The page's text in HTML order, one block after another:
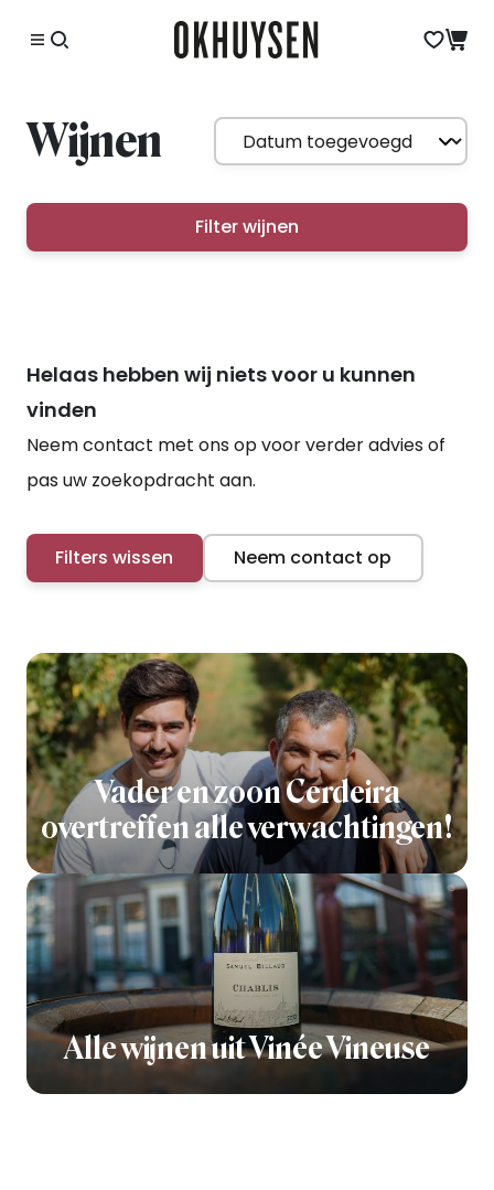
Wijnen
Filter wijnen
Helaas hebben wij niets voor u kunnen
vinden
Neem contact met ons op voor verder advies of
pas uw zoekopdracht aan.
Filters wissen Neem contact op
Vader en zoon Cerdeira
overtreffen alle verwachtingen!
Alle wijnen uit Vinée Vineuse